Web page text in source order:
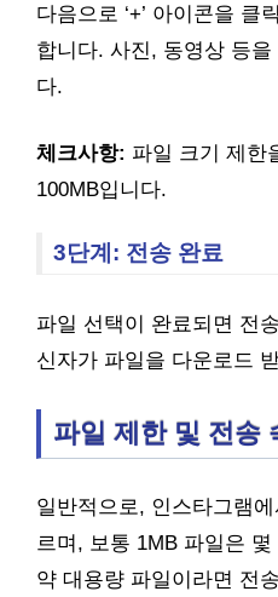
다음으로 ‘+’ 아이콘을 클
합니다. 사진, 동영상 등
다.
체크사항: 파일 크기 제한
100MB입니다.
3단계: 전송 완료
파일 선택이 완료되면 전
신자가 파일을 다운로드
파일 제한 및 전송
일반적으로, 인스타그램
르며, 보통 1MB 파일은
약 대용량 파일이라면 전